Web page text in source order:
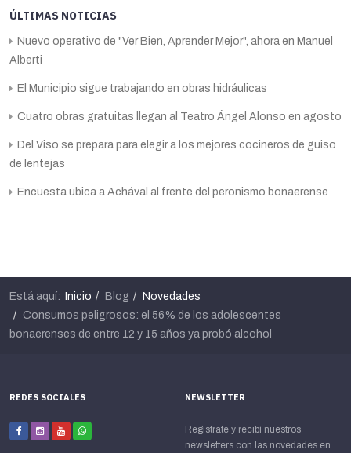
ÚLTIMAS NOTICIAS
Nuevo operativo de "Ver Bien, Aprender Mejor", ahora en Manuel
Alberti
El Municipio sigue trabajando en obras hidráulicas
Cuatro obras gratuitas llegan al Teatro Ángel Alonso en agosto
Del Viso se prepara para elegir a los mejores cocineros de guiso
de lentejas
Encuesta ubica a Achával al frente del peronismo bonaerense
Está aquí: Inicio Blog
Novedades
Consumos peligrosos: el 56% de los adolescentes
bonaerenses de entre 12 y 15 años ya probó alcohol
REDES SOCIALES NEWSLETTER
Registrate y recibí nuestros
newsletters con las novedades en